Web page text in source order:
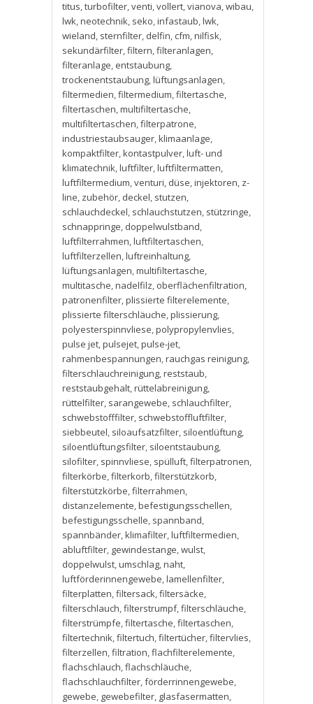
titus,turbofilter,venti,vollert,vianova,wibau,
lwk,neotechnik, seko,infastaub,lwk,
wieland, sternfilter, delfin, cfm,nilfisk,
sekundärfilter,filtern,filteranlagen,
filteranlage, entstaubung,
trockenentstaubung,lüftungsanlagen,
filtermedien,filtermedium,filtertasche,
filtertaschen,multifiltertasche,
multifiltertaschen,filterpatrone,
industriestaubsauger,klimaanlage,
kompaktfilter,kontastpulver,luft- und
klimatechnik,luftfilter,luftfiltermatten,
luftfiltermedium,venturi, düse,injektoren, z-
line, zubehör, deckel, stutzen,
schlauchdeckel, schlauchstutzen, stützringe,
schnappringe, doppelwulstband,
luftfilterrahmen,luftfiltertaschen,
luftfilterzellen,luftreinhaltung,
lüftungsanlagen,multifiltertasche,
multitasche,nadelfilz, oberflächenfiltration,
patronenfilter,plissierte filterelemente,
plissierte filterschläuche,plissierung,
polyesterspinnvliese,polypropylenvlies,
pulse jet,pulsejet,pulse-jet,
rahmenbespannungen,rauchgas reinigung,
filterschlauchreinigung,reststaub,
reststaubgehalt,rüttelabreinigung,
rüttelfilter, sarangewebe, schlauchfilter,
schwebstofffilter, schwebstoffluftfilter,
siebbeutel, siloaufsatzfilter, siloentlüftung,
siloentlüftungsfilter, siloentstaubung,
silofilter, spinnvliese, spülluft,filterpatronen,
filterkörbe,filterkorb,filterstützkorb,
filterstützkörbe,filterrahmen,
distanzelemente,befestigungsschellen,
befestigungsschelle, spannband,
spannbänder,klimafilter,luftfiltermedien,
abluftfilter, gewindestange,wulst,
doppelwulst,umschlag,naht,
luftförderinnengewebe,lamellenfilter,
filterplatten,filtersack,filtersäcke,
filterschlauch,filterstrumpf,filterschläuche,
filterstrümpfe,filtertasche,filtertaschen,
filtertechnik,filtertuch,filtertücher,filtervlies,
filterzellen,filtration,flachfilterelemente,
flachschlauch,flachschläuche,
flachschlauchfilter,förderrinnengewebe,
gewebe, gewebefilter, glasfasermatten,